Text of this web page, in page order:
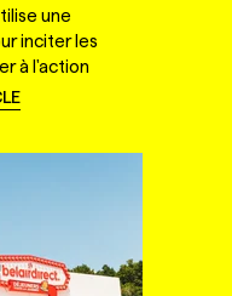
une
inciter les
à l'action